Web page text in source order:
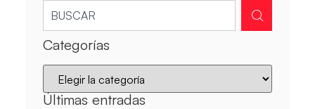
Categorías
Últimas entradas